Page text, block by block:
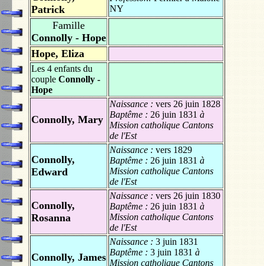
Patrick
NY
Famille
Connolly - Hope
Hope, Eliza
Les 4 enfants du
couple Connolly -
Hope
Connolly, Mary
Naissance : vers 26 juin 1828
Baptême : 26 juin 1831 à
Mission catholique Cantons
de l'Est
Connolly,
Edward
Naissance : vers 1829
Baptême : 26 juin 1831 à
Mission catholique Cantons
de l'Est
Connolly,
Rosanna
Naissance : vers 26 juin 1830
Baptême : 26 juin 1831 à
Mission catholique Cantons
de l'Est
Connolly, James
Naissance : 3 juin 1831
Baptême : 3 juin 1831 à
Mission catholique Cantons